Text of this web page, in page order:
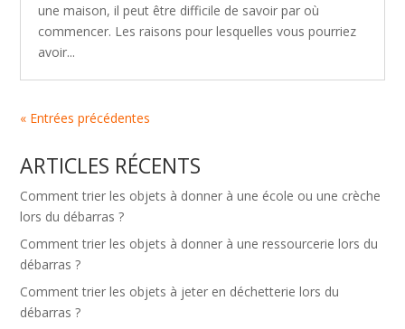
une maison, il peut être difficile de savoir par où
commencer. Les raisons pour lesquelles vous pourriez
avoir...
« Entrées précédentes
ARTICLES RÉCENTS
Comment trier les objets à donner à une école ou une crèche
lors du débarras ?
Comment trier les objets à donner à une ressourcerie lors du
débarras ?
Comment trier les objets à jeter en déchetterie lors du
débarras ?